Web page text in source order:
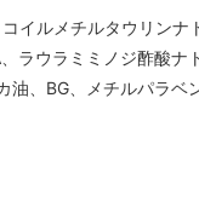
イルメチルタウリンナ
ラウラミミノジ酢酸ナ
、BG、メチルパラベ